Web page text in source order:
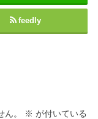
feedly
。 ※ が付いている